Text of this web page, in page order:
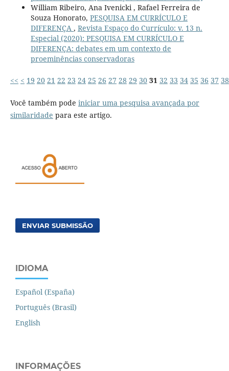
William Ribeiro, Ana Ivenicki , Rafael Ferreira de
Souza Honorato, PESQUISA EM CURRÍCULO E
DIFERENÇA , Revista Espaço do Currículo: v. 13 n.
Especial (2020): PESQUISA EM CURRÍCULO E
DIFERENÇA: debates em um contexto de
proeminências conservadoras
<< < 19 20 21 22 23 24 25 26 27 28 29 30 31 32 33 34 35 36 37 38
Você também pode iniciar uma pesquisa avançada por
similaridade para este artigo.
ENVIAR SUBMISSÃO
IDIOMA
Español (España)
Português (Brasil)
English
INFORMAÇÕES